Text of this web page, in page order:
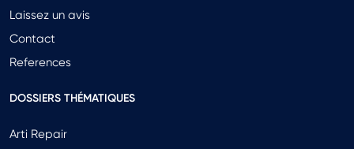
Laissez un avis
Contact
References
DOSSIERS THÉMATIQUES
Arti Repair